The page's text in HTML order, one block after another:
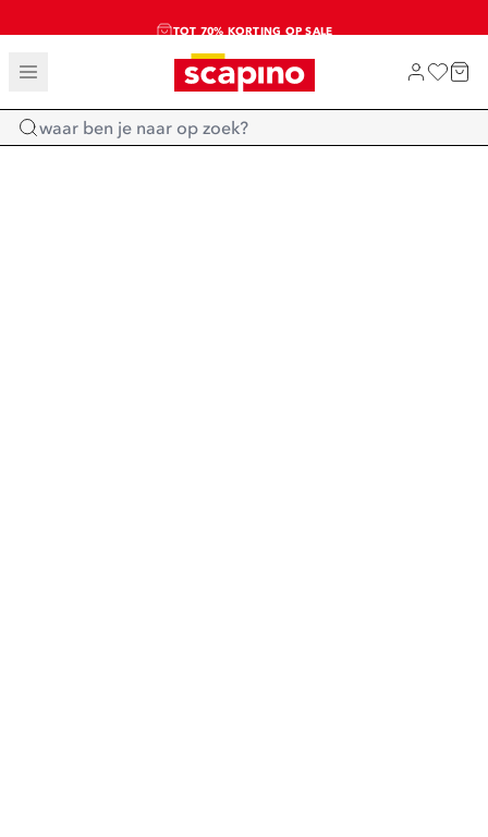
TOT 70% KORTING OP SALE
SALE: LAATSTE KANS!
SHOP NIEUW
Home